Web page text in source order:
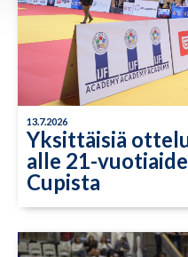
13.7.2026
Yksittäisiä
alle 21-
Cupista